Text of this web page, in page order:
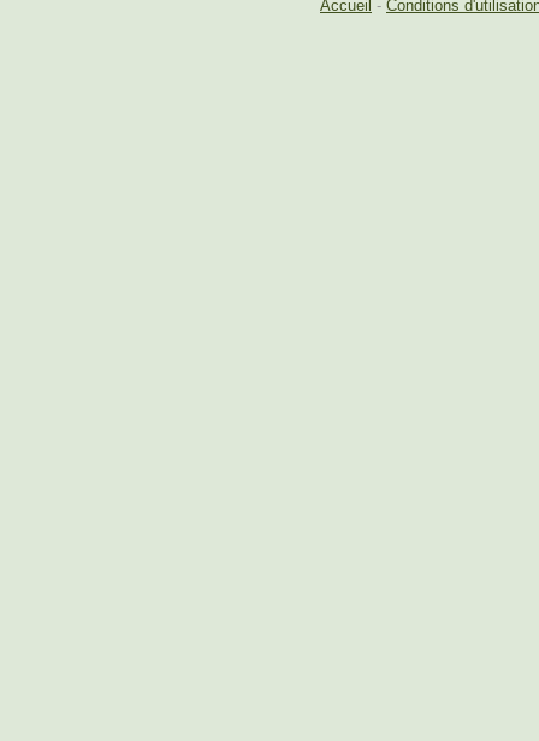
Accueil - Conditions